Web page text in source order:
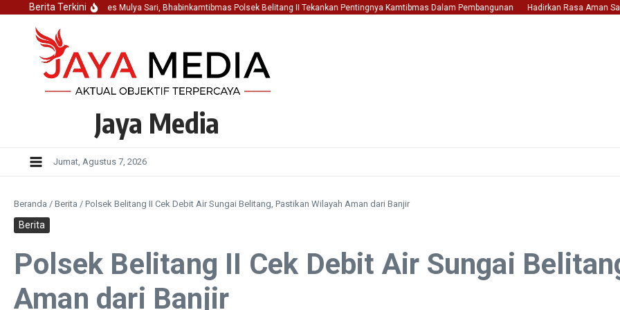
Lewati ke konten
Berita Terkini
Dalam Musrenbangdes Mulya Sari, Bhabinkamtibmas Polsek Belitang II Tekankan Pentingnya Kamtibmas Dalam Pembangunan Hadirkan Rasa Aman Saat
Jaya Media
Jumat, Agustus 7, 2026
Beranda / Berita / Polsek Belitang II Cek Debit Air Sungai Belitang, Pastikan Wilayah Aman dari Banjir
Berita
Polsek Belitang II Cek Debit Air Sungai
Aman dari Banjir